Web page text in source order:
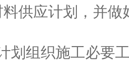
供应计划，并
组织施工必要工